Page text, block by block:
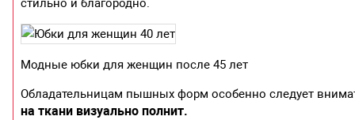
стильно и благородно.
Модные юбки для женщин после 45 лет
Обладательницам пышных форм особенно следует
на ткани визуально полнит.